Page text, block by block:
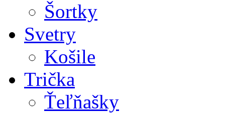
Šortky
Svetry
Košile
Trička
Ťeľňašky